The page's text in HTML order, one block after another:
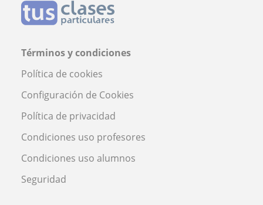
Términos y condiciones
Política de cookies
Configuración de Cookies
Política de privacidad
Condiciones uso profesores
Condiciones uso alumnos
Seguridad